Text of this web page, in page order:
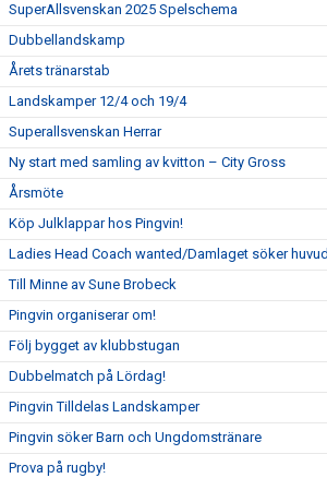
SuperAllsvenskan 2025 Spelschema
Dubbellandskamp
Årets tränarstab
Landskamper 12/4 och 19/4
Superallsvenskan Herrar
Ny start med samling av kvitton – City Gross
Årsmöte
Köp Julklappar hos Pingvin!
Ladies Head Coach wanted/Damlaget söker
Till Minne av Sune Brobeck
Pingvin organiserar om!
Följ bygget av klubbstugan
Dubbelmatch på Lördag!
Pingvin Tilldelas Landskamper
Pingvin söker Barn och Ungdomstränare
Prova på rugby!